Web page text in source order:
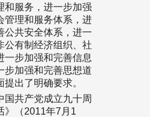
和服务，进一步加强
管理和服务体系，进
公共安全体系，进一
公有制经济组织、社
一步加强和完善信息
步加强和完善思想道
出了明确要求。
国共产党成立九十周
》（2011年7月1